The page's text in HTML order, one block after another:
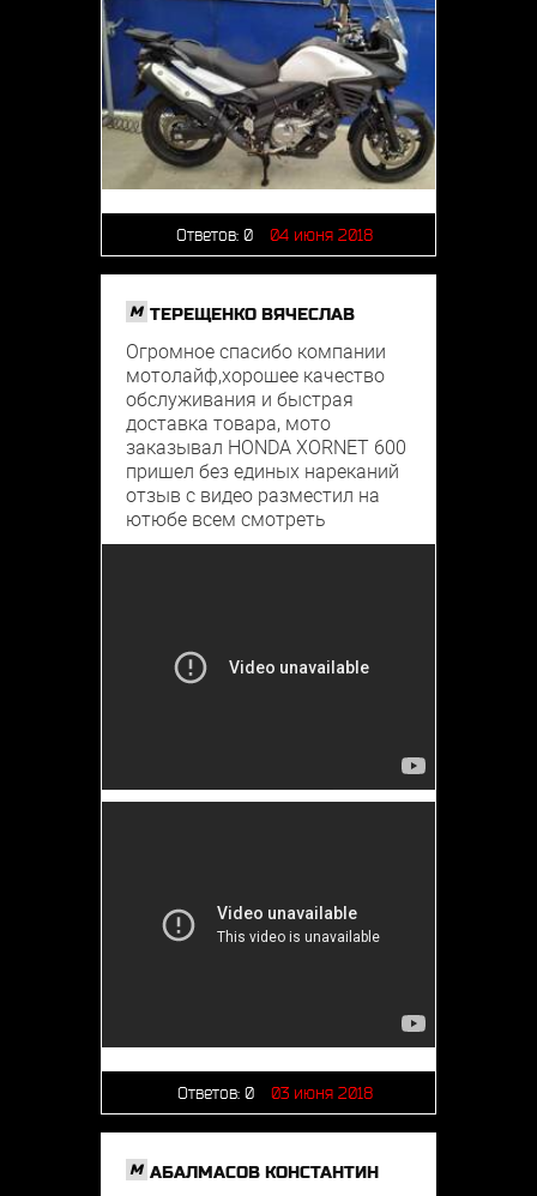
Ответов: 0 04 июня 2018
M ТЕРЕЩЕНКО ВЯЧЕСЛАВ
Огромное спасибо компании
мотолайф,хорошее качество
обслуживания и быстрая
доставка товара, мото
заказывал HONDA XORNET 600
пришел без единых нареканий
отзыв с видео разместил на
ютюбе всем смотреть
Ответов: 0 03 июня 2018
M АБАЛМАСОВ КОНСТАНТИН